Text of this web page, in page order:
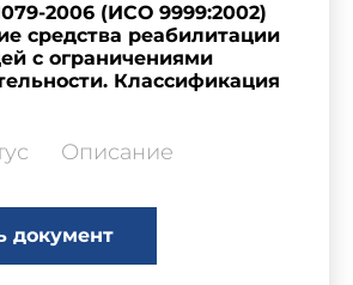
2006 (ИСО 9999:2002)
средства реабилитации
с ограничениями
Классификация
Описание
документ